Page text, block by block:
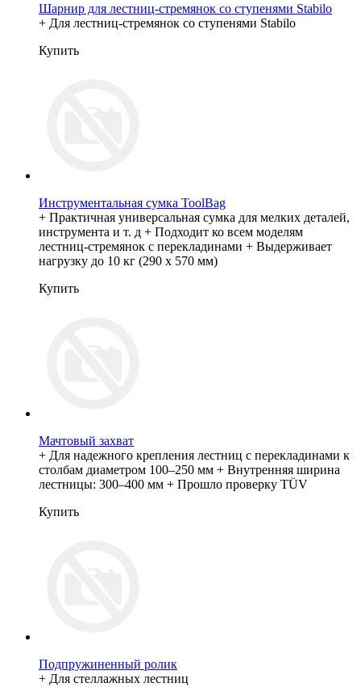
Шарнир для лестниц-стремянок со ступенями Stabilo
+ Для лестниц-стремянок со ступенями Stabilo
Купить
Инструментальная сумка ToolBag
+ Практичная универсальная сумка для мелких деталей,
инструмента и т. д + Подходит ко всем моделям
лестниц-стремянок с перекладинами + Выдерживает
нагрузку до 10 кг (290 х 570 мм)
Купить
Мачтовый захват
+ Для надежного крепления лестниц с перекладинами к
столбам диаметром 100–250 мм + Внутренняя ширина
лестницы: 300–400 мм + Прошло проверку TÜV
Купить
Подпружиненный ролик
+ Для стеллажных лестниц